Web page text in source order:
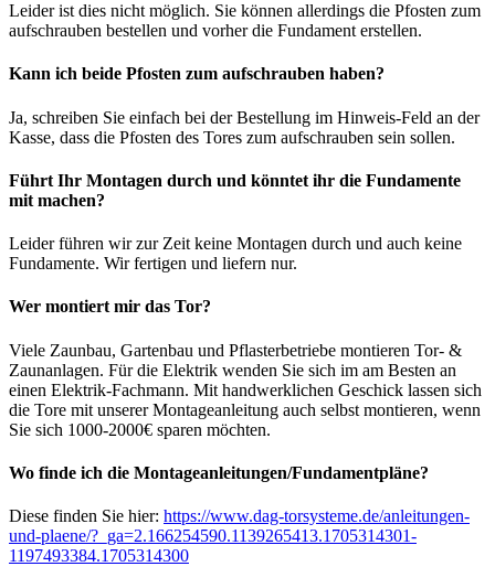
Leider ist dies nicht möglich. Sie können allerdings die Pfosten zum
aufschrauben bestellen und vorher die Fundament erstellen.
Kann ich beide Pfosten zum aufschrauben haben?
Ja, schreiben Sie einfach bei der Bestellung im Hinweis-Feld an der
Kasse, dass die Pfosten des Tores zum aufschrauben sein sollen.
Führt Ihr Montagen durch und könntet ihr die Fundamente
mit machen?
Leider führen wir zur Zeit keine Montagen durch und auch keine
Fundamente. Wir fertigen und liefern nur.
Wer montiert mir das Tor?
Viele Zaunbau, Gartenbau und Pflasterbetriebe montieren Tor- &
Zaunanlagen. Für die Elektrik wenden Sie sich im am Besten an
einen Elektrik-Fachmann. Mit handwerklichen Geschick lassen sich
die Tore mit unserer Montageanleitung auch selbst montieren, wenn
Sie sich 1000-2000€ sparen möchten.
Wo finde ich die Montageanleitungen/Fundamentpläne?
Diese finden Sie hier: https://www.dag-torsysteme.de/anleitungen-
und-plaene/?_ga=2.166254590.1139265413.1705314301-
1197493384.1705314300